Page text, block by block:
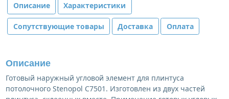
Описание Характеристики
Сопутствующие товары Доставка Оплата
Описание
Готовый наружный угловой элемент для плинтуса
потолочного Stenopol C7501. Изготовлен из двух частей